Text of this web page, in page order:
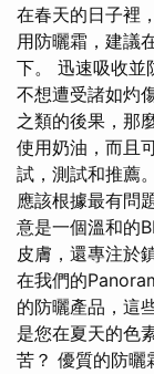
在春天的日子裡
用防曬霜，建議
下。 迅速吸收並
不想遭受諸如灼
之類的後果，那
使用奶油，而且
試，測試和推薦。
應該根據最有問
意是一個溫和的
皮膚，還專注於
在我們的
的防曬產品，這
是您在夏天的色
苦？ 優質的防曬